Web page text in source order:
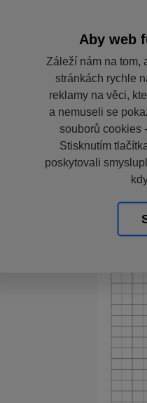
Aby web
Záleží nám na tom,
stránkách rychle
reklamy na věci,
a nemuseli se
souborů cookies
Stisknutím
poskytovali